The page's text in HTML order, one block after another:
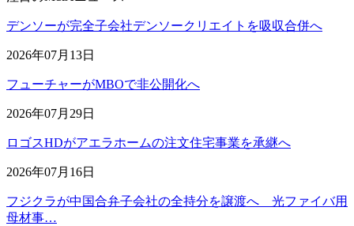
デンソーが完全子会社デンソークリエイトを吸収合併へ
2026年07月13日
フューチャーがMBOで非公開化へ
2026年07月29日
ロゴスHDがアエラホームの注文住宅事業を承継へ
2026年07月16日
フジクラが中国合弁子会社の全持分を譲渡へ 光ファイバ用
母材事…